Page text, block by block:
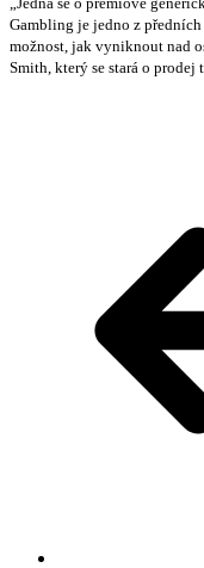
Gambling je jedno z
možnost, jak vyniknout nad
Smith, který se stará o prodej